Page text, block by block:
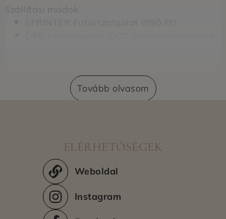
Szállítási módok
Expressz átvétel dm üzletben (nem
regisztrált vásárlók számára) (399 Ft)
Expressz átvétel dm üzletben (regisztrált
Még nincs adat.
Tovább olvasom
ELÉRHETŐSÉGEK
Weboldal
Instagram